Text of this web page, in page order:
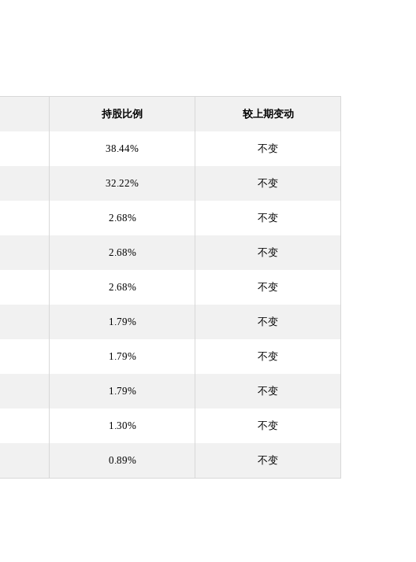
持股比例 较上期变动
38.44% 不变
32.22% 不变
2.68% 不变
2.68% 不变
2.68% 不变
1.79% 不变
1.79% 不变
1.79% 不变
1.30% 不变
0.89% 不变